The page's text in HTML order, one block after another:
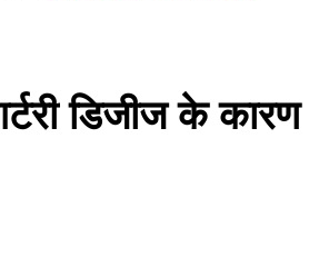
डिजीज के कारण